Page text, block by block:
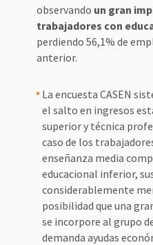
observando un gran
trabajadores con
perdiendo 56,1% de
anterior.
La encuesta CASEN
el salto en ingresos
superior y técnica
caso de los
enseñanza media
educacional inferior,
considerablemente
posibilidad que una
se incorpore al grupo
demanda ayudas